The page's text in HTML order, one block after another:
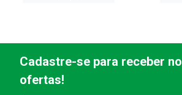
Cadastre-se para receber
ofertas!